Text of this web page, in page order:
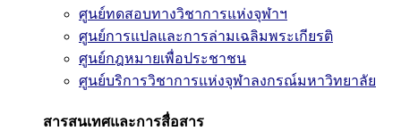
ศูนย์ทดสอบทางวิชาการแห่งจุฬาฯ
ศูนย์การแปลและการล่ามเฉลิมพระเกียรติ
ศูนย์กฎหมายเพื่อประชาชน
ศูนย์บริการวิชาการแห่งจุฬาลงกรณ์มหาวิทยาลัย
สารสนเทศและการสื่อสาร